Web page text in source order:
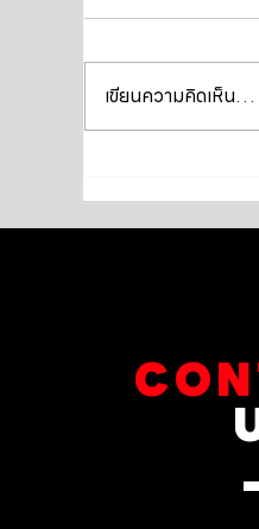
958.2 เข้ารับบริ
น้ำมันเครื่อง
เขียนความคิดเห็น…